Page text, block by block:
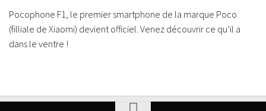
Pocophone F1, le premier smartphone de la marque Poco
(filliale de Xiaomi) devient officiel. Venez découvrir ce qu’il a
dans le ventre !